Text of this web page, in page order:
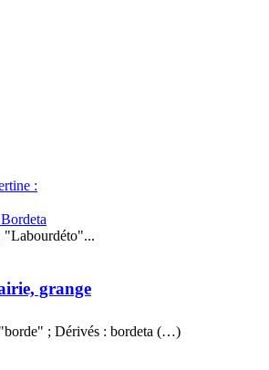
:
"Labourdéto"...
grange
; Dérivés : bordeta (…)